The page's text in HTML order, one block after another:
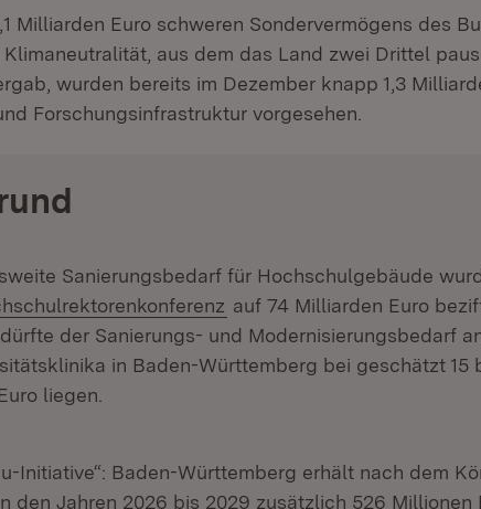
Milliarden Euro schweren Sondervermögens des
aus dem das Land zwei Drittel
wurden bereits im Dezember knapp 1,3
Forschungsinfrastruktur vorgesehen.
Sanierungsbedarf für Hochschulgebäude
(Öffnet in neuem Fenster)
auf 74 Milliarden Euro
der Sanierungs- und Modernisierungsbedarf
in Baden-Württemberg bei geschätzt 15
liegen.
Initiative“: Baden-Württemberg erhält nach dem
den Jahren 2026 bis 2029 zusätzlich 526 Millionen